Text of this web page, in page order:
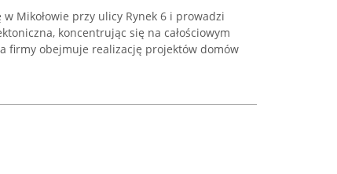
Mikołowie przy ulicy Rynek 6 i prowadzi
koncentrując się na całościowym
firmy obejmuje realizację projektów domów